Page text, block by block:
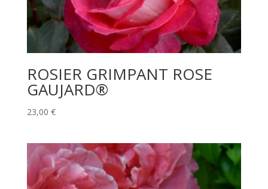
ROSIER GRIMPANT ROSE
GAUJARD®
23,00 €